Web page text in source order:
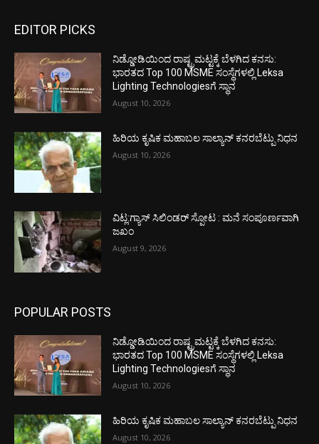
EDITOR PICKS
ನಿಡ್ಡೋಡಿಯಿಂದ ರಾಷ್ಟ್ರಮಟ್ಟಕ್ಕೆ ಬೆಳಗಿದ ಕನಸು:
ಭಾರತದ Top 100 MSME ಸಂಸ್ಥೆಗಳಲ್ಲಿ Leksa
Lighting Technologiesಗೆ ಸ್ಥಾನ
August 10, 2026
ಹಿರಿಯ ಕೃಷಿಕ ಮಹಾಬಲ ಸಾಲ್ಯಾನ್ ಕನರಬೆಟ್ಪು ನಿಧನ
August 10, 2026
ವಿಟ್ಲ:ಗ್ಯಾಸ್ ಸಿಲಿಂಡರ್ ಸ್ಪೋಟ : ಮನೆ ಸಂಪೂರ್ಣವಾಗಿ
ಜಖಂ
August 9, 2026
POPULAR POSTS
ನಿಡ್ಡೋಡಿಯಿಂದ ರಾಷ್ಟ್ರಮಟ್ಟಕ್ಕೆ ಬೆಳಗಿದ ಕನಸು:
ಭಾರತದ Top 100 MSME ಸಂಸ್ಥೆಗಳಲ್ಲಿ Leksa
Lighting Technologiesಗೆ ಸ್ಥಾನ
August 10, 2026
ಹಿರಿಯ ಕೃಷಿಕ ಮಹಾಬಲ ಸಾಲ್ಯಾನ್ ಕನರಬೆಟ್ಪು ನಿಧನ
August 10, 2026